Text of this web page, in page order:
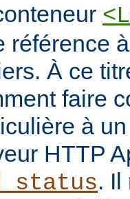
référence
À ce
faire
à
HTTP
. Il